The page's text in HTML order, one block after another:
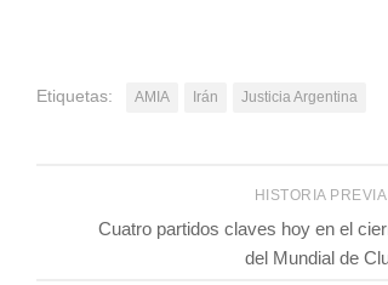
Etiquetas: AMIA Irán Justicia Argentina
HISTORIA PREVIA
Cuatro partidos claves hoy en el
del Mundial de